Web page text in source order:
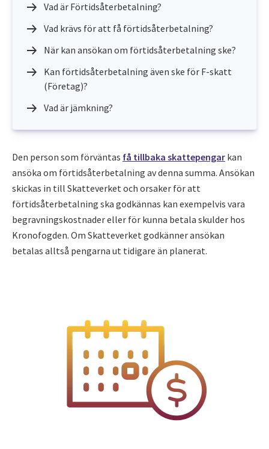
Vad är Förtidsåterbetalning?
Vad krävs för att få förtidsåterbetalning?
När kan ansökan om förtidsåterbetalning ske?
Kan förtidsåterbetalning även ske för F-skatt
(Företag)?
Vad är jämkning?
Den person som förväntas få tillbaka skattepengar kan
ansöka om förtidsåterbetalning av denna summa. Ansökan
skickas in till Skatteverket och orsaker för att
förtidsåterbetalning ska godkännas kan exempelvis vara
begravningskostnader eller för kunna betala skulder hos
Kronofogden. Om Skatteverket godkänner ansökan
betalas alltså pengarna ut tidigare än planerat.